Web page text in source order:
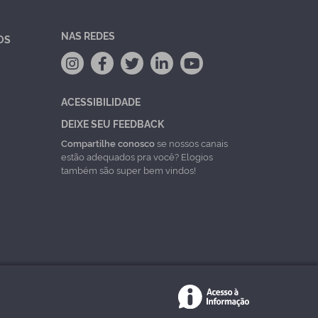
NAS REDES
ACESSIBILIDADE
DEIXE SEU FEEDBACK
Compartilhe conoscose nossos canais
estão adequados pra você? Elogios
também são super bem vindos!